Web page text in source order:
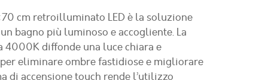
cm retroilluminato LED è la soluzione
bagno più luminoso e accogliente. La
diffonde una luce chiara e
eliminare ombre fastidiose e migliorare
di accensione touch rende l’utilizzo